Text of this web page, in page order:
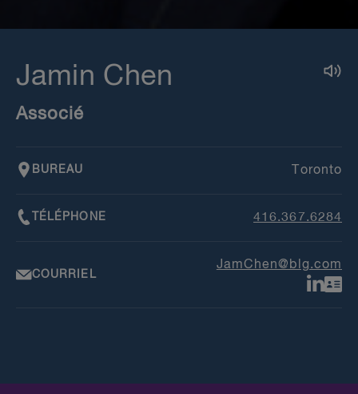
Jamin Chen
Associé
BUREAU Toronto
TÉLÉPHONE 416.367.6284
COURRIEL
JamChen@blg.com